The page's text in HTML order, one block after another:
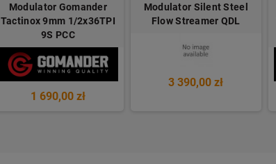
Modulator Gomander
Tactinox 9mm 1/2x36TPI
9S PCC
1 690,00 zł
Modulator Silent Steel
Flow Streamer QDL
3 390,00 zł